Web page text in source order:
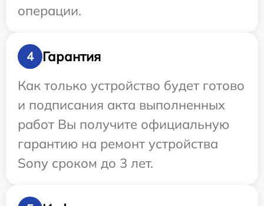
операции.
4
Гарантия
Как только устройство будет готово
и подписания акта выполненных
работ Вы получите официальную
гарантию на ремонт устройства
Sony сроком до 3 лет.